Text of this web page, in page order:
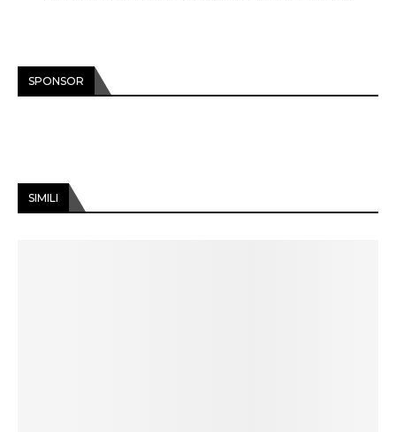
SPONSOR
SIMILI